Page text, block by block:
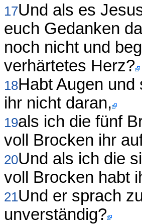
17Und als es
euch Gedanken
noch nicht und
verhärtetes Herz?
18Habt Augen
ihr nicht daran,
19als ich die fünf
voll Brocken ihr
20Und als ich die
voll Brocken habt
21Und er sprach
unverständig?